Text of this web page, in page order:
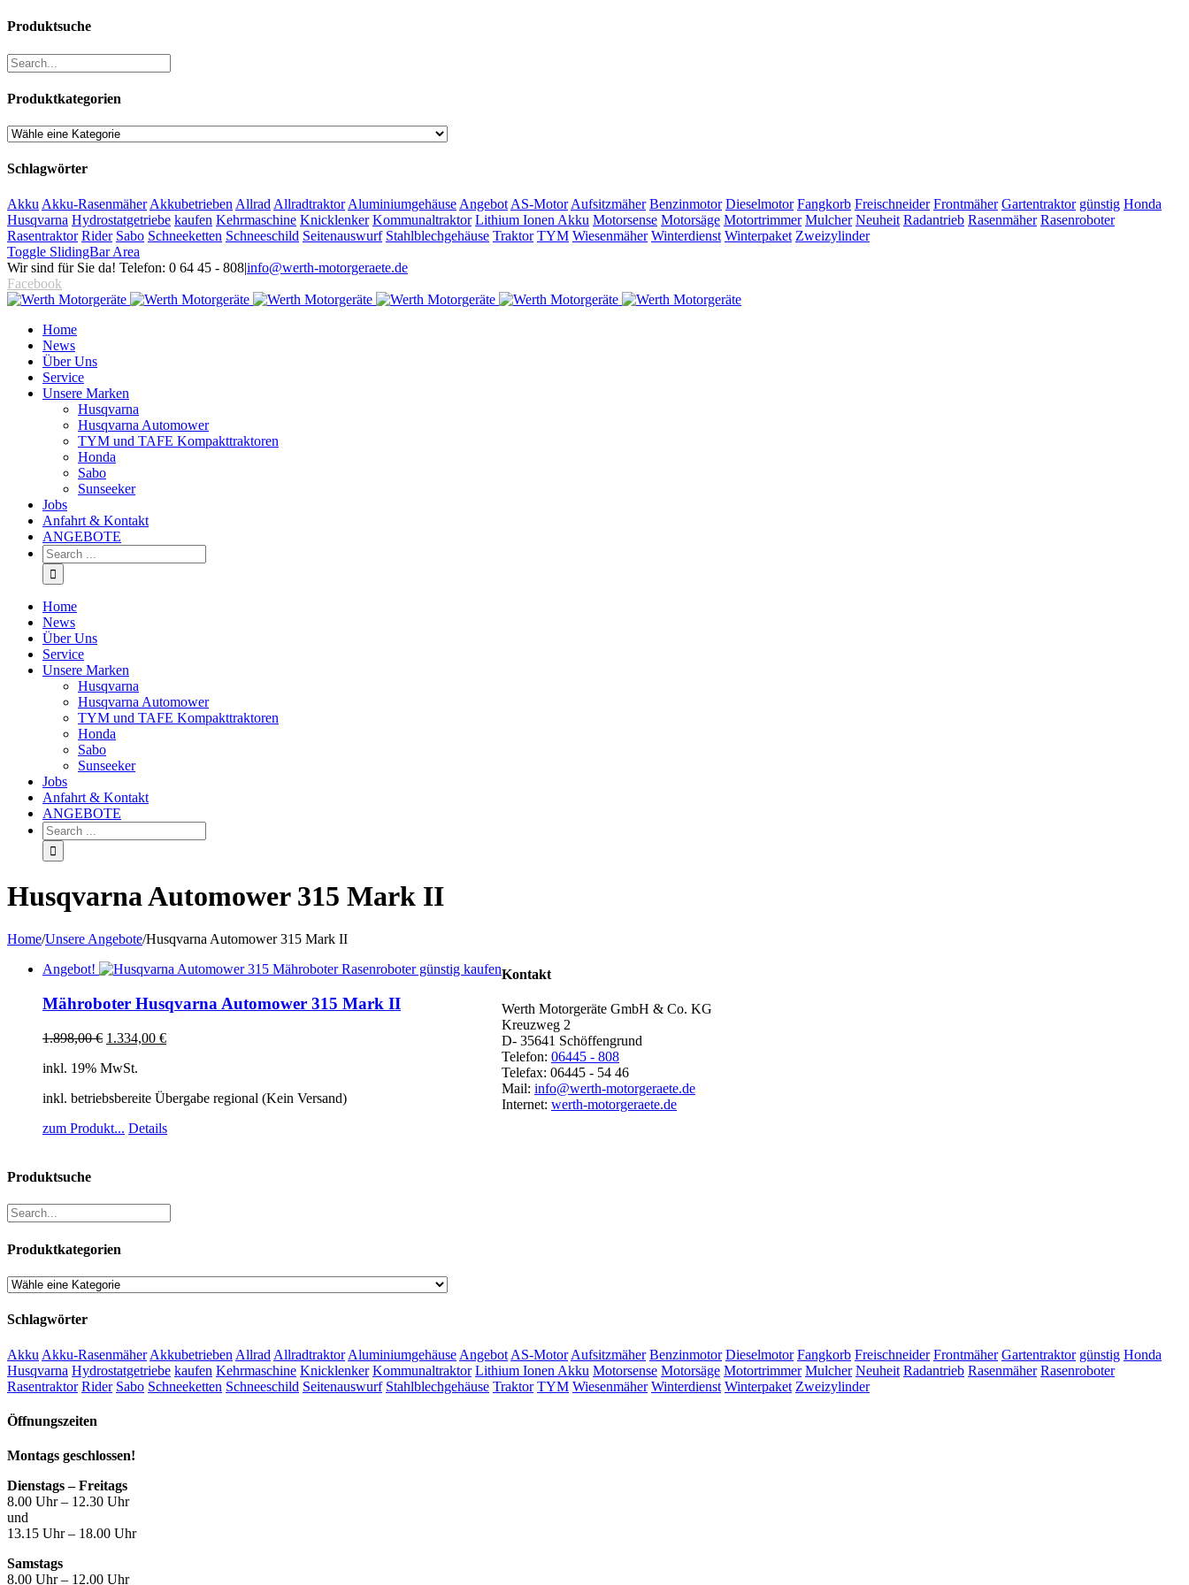
Produktsuche
Produktkategorien
Schlagwörter
Akku Akku-Rasenmäher Akkubetrieben Allrad Allradtraktor Aluminiumgehäuse Angebot AS-Motor Aufsitzmäher Benzinmotor Dieselmotor Fangkorb Freischneider Frontmäher Gartentraktor günstig Honda
Husqvarna Hydrostatgetriebe kaufen Kehrmaschine Knicklenker Kommunaltraktor Lithium Ionen Akku Motorsense Motorsäge Motortrimmer Mulcher Neuheit Radantrieb Rasenmäher Rasenroboter
Rasentraktor Rider Sabo Schneeketten Schneeschild Seitenauswurf Stahlblechgehäuse Traktor TYM Wiesenmäher Winterdienst Winterpaket Zweizylinder
Toggle SlidingBar Area
Wir sind für Sie da! Telefon: 0 64 45 - 808|info@werth-motorgeraete.de
Facebook
Home
News
Über Uns
Service
Unsere Marken
Husqvarna
Husqvarna Automower
TYM und TAFE Kompakttraktoren
Honda
Sabo
Sunseeker
Jobs
Anfahrt & Kontakt
ANGEBOTE
Home
News
Über Uns
Service
Unsere Marken
Husqvarna
Husqvarna Automower
TYM und TAFE Kompakttraktoren
Honda
Sabo
Sunseeker
Jobs
Anfahrt & Kontakt
ANGEBOTE
Husqvarna Automower 315 Mark II
Home/Unsere Angebote/Husqvarna Automower 315 Mark II
Angebot!
Mähroboter Husqvarna Automower 315 Mark II
1.898,00€ 1.334,00 €
inkl. 19% MwSt.
inkl. betriebsbereite Übergabe regional (Kein Versand)
zum Produkt... Details
Produktsuche
Produktkategorien
Schlagwörter
Akku Akku-Rasenmäher Akkubetrieben Allrad Allradtraktor Aluminiumgehäuse Angebot AS-Motor Aufsitzmäher Benzinmotor Dieselmotor Fangkorb Freischneider Frontmäher Gartentraktor günstig Honda
Husqvarna Hydrostatgetriebe kaufen Kehrmaschine Knicklenker Kommunaltraktor Lithium Ionen Akku Motorsense Motorsäge Motortrimmer Mulcher Neuheit Radantrieb Rasenmäher Rasenroboter
Rasentraktor Rider Sabo Schneeketten Schneeschild Seitenauswurf Stahlblechgehäuse Traktor TYM Wiesenmäher Winterdienst Winterpaket Zweizylinder
Kontakt
Werth Motorgeräte GmbH & Co. KG
Kreuzweg 2
D- 35641 Schöffengrund
Telefon: 06445 - 808
Telefax: 06445 - 54 46
Mail: info@werth-motorgeraete.de
Internet: werth-motorgeraete.de
Öffnungszeiten
Montags geschlossen!
Dienstags – Freitags
8.00 Uhr – 12.30 Uhr
und
13.15 Uhr – 18.00 Uhr
Samstags
8.00 Uhr – 12.00 Uhr